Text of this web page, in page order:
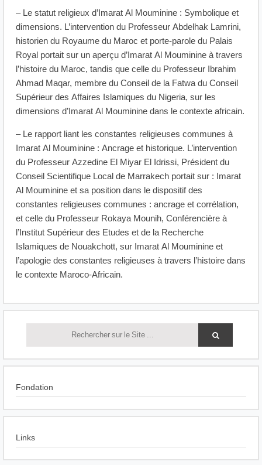
– Le statut religieux d’Imarat Al Mouminine : Symbolique et
dimensions. L’intervention du Professeur Abdelhak Lamrini,
historien du Royaume du Maroc et porte-parole du Palais
Royal portait sur un aperçu d’Imarat Al Mouminine à travers
l’histoire du Maroc, tandis que celle du Professeur Ibrahim
Ahmad Maqar, membre du Conseil de la Fatwa du Conseil
Supérieur des Affaires Islamiques du Nigeria, sur les
dimensions d’Imarat Al Mouminine dans le contexte africain.
– Le rapport liant les constantes religieuses communes à
Imarat Al Mouminine : Ancrage et historique. L’intervention
du Professeur Azzedine El Miyar El Idrissi, Président du
Conseil Scientifique Local de Marrakech portait sur : Imarat
Al Mouminine et sa position dans le dispositif des
constantes religieuses communes : ancrage et corrélation,
et celle du Professeur Rokaya Mounih, Conférencière à
l’Institut Supérieur des Etudes et de la Recherche
Islamiques de Nouakchott, sur Imarat Al Mouminine et
l’apologie des constantes religieuses à travers l’histoire dans
le contexte Maroco-Africain.
Fondation
Links